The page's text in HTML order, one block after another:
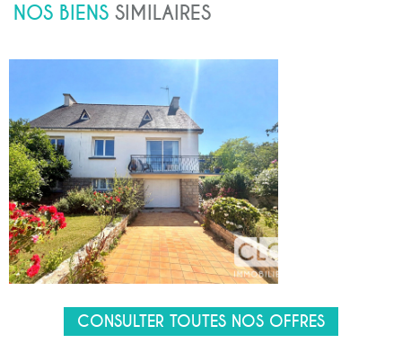
NOS BIENS SIMILAIRES
CONSULTER TOUTES NOS OFFRES